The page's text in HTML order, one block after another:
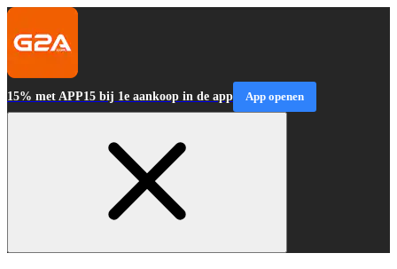
15% met APP15 bij 1e aankoop in de app App openen